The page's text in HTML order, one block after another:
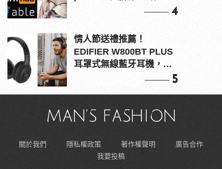
4
情人節送禮推薦！
EDIFIER W800BT PLUS
耳罩式無線藍牙耳機，在
5
關於我們 隱私權政策 著作權聲明
廣告合作
我要投稿